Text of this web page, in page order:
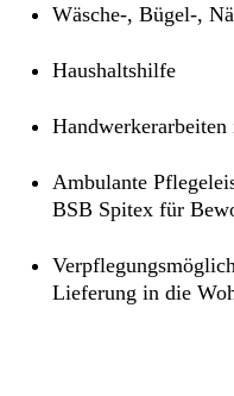
Wäsche-, Bügel-,
Haushaltshilfe
Ambulante
BSB Spitex für
Lieferung in die